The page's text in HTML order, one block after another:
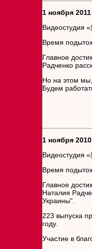
1 ноября 2011
Видеостудия «
Время
Главное
Радченко
Но на этом мы,
Будем
1 ноября 2010
Видеостудия «
Время
Главное
Наталия
Украины".
223 выпуска
году.
Участие в